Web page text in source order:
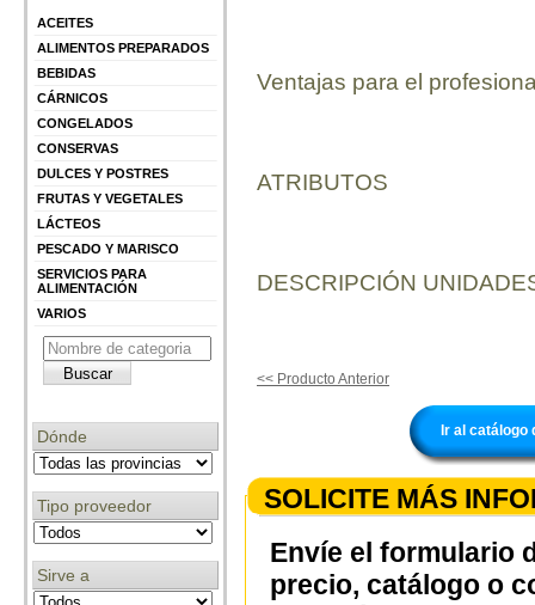
ACEITES
ALIMENTOS PREPARADOS
BEBIDAS
CÁRNICOS
CONGELADOS
CONSERVAS
DULCES Y POSTRES
FRUTAS Y VEGETALES
LÁCTEOS
PESCADO Y MARISCO
SERVICIOS PARA
ALIMENTACIÓN
VARIOS
Dónde
Tipo proveedor
Sirve a
Ventajas para el
ATRIBUTOS
DESCRIPCIÓN
<< Producto Anterior
Ir al catálogo
SOLICITE MÁS
Envíe el formulario
precio, catálogo o